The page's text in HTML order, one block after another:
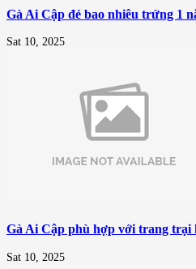
Gà Ai Cập đẻ bao nhiêu trứng 1
Sat 10, 2025
Gà Ai Cập phù hợp với trang trại
Sat 10, 2025